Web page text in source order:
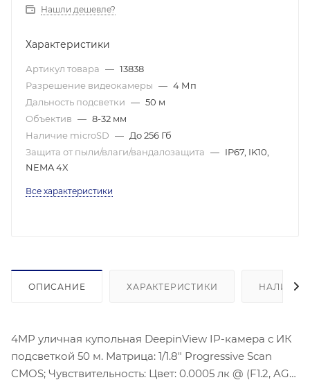
Нашли дешевле?
Характеристики
Артикул товара — 13838
Разрешение видеокамеры — 4 Мп
Дальность подсветки — 50 м
Объектив — 8-32 мм
Наличие microSD — До 256 Гб
Защита от пыли/влаги/вандалозащита — IP67, IK10,
NEMA 4X
Все характеристики
ОПИСАНИЕ ХАРАКТЕРИСТИКИ НАЛИЧИЕ
4MP уличная купольная DeepinView IP-камера с ИК
подсветкой 50 м. Матрица: 1/1.8″ Progressive Scan
CMOS; Чувствительность: Цвет: 0.0005 лк @ (F1.2, AGC